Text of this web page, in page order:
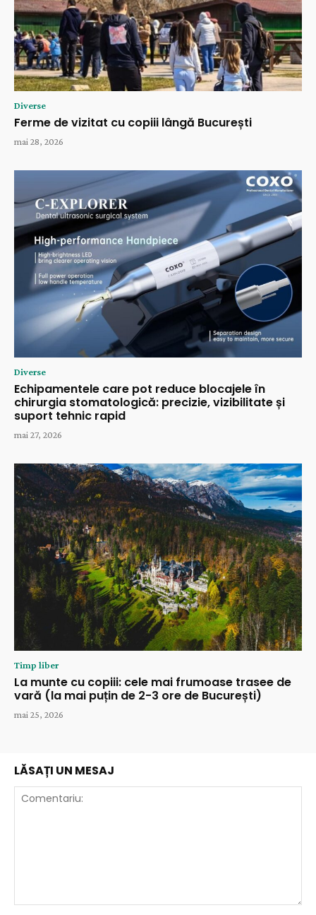
Diverse
Ferme de vizitat cu copiii lângă București
mai 28, 2026
Diverse
Echipamentele care pot reduce blocajele în
chirurgia stomatologică: precizie, vizibilitate și
suport tehnic rapid
mai 27, 2026
Timp liber
La munte cu copiii: cele mai frumoase trasee de
vară (la mai puțin de 2-3 ore de București)
mai 25, 2026
LĂSAȚI UN MESAJ